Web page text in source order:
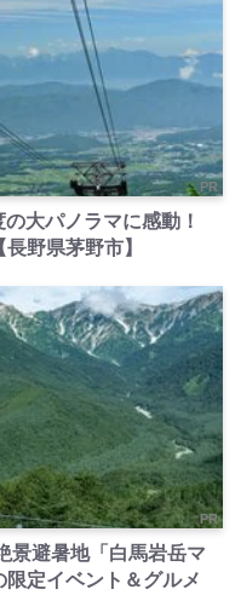
PR
大パノラマに感動！
野県茅野市】
PR
景避暑地「白馬岩岳マ
定イベント＆グルメ